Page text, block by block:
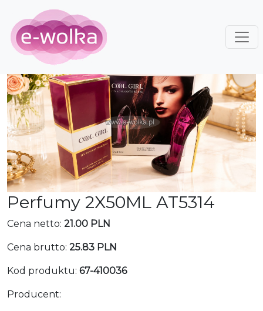
Perfumy 2X50ML AT5314
Cena netto: 21.00 PLN
Cena brutto: 25.83 PLN
Kod produktu: 67-410036
Producent: